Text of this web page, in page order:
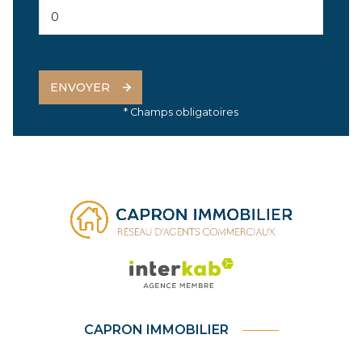
ENVOYER
* Champs obligatoires
CAPRON IMMOBILIER